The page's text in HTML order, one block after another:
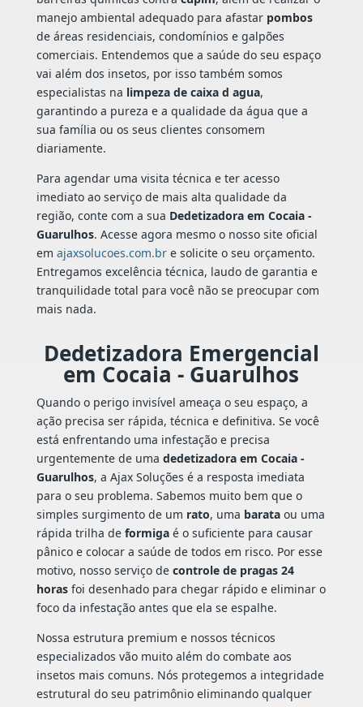
manejo ambiental adequado para afastar pombos
de áreas residenciais, condomínios e galpões
comerciais. Entendemos que a saúde do seu espaço
vai além dos insetos, por isso também somos
especialistas na limpeza de caixa d agua,
garantindo a pureza e a qualidade da água que a
sua família ou os seus clientes consomem
diariamente.
Para agendar uma visita técnica e ter acesso
imediato ao serviço de mais alta qualidade da
região, conte com a sua Dedetizadora em Cocaia -
Guarulhos. Acesse agora mesmo o nosso site oficial
em ajaxsolucoes.com.bre solicite o seu orçamento.
Entregamos excelência técnica, laudo de garantia e
tranquilidade total para você não se preocupar com
mais nada.
Dedetizadora Emergencial
em Cocaia - Guarulhos
Quando o perigo invisível ameaça o seu espaço, a
ação precisa ser rápida, técnica e definitiva. Se você
está enfrentando uma infestação e precisa
urgentemente de uma dedetizadora em Cocaia -
Guarulhos, a Ajax Soluções é a resposta imediata
para o seu problema. Sabemos muito bem que o
simples surgimento de um rato, uma barataou uma
rápida trilha de formigaé o suficiente para causar
pânico e colocar a saúde de todos em risco. Por esse
motivo, nosso serviço de controle de pragas 24
horasfoi desenhado para chegar rápido e eliminar o
foco da infestação antes que ela se espalhe.
Nossa estrutura premium e nossos técnicos
especializados vão muito além do combate aos
insetos mais comuns. Nós protegemos a integridade
estrutural do seu patrimônio eliminando qualquer